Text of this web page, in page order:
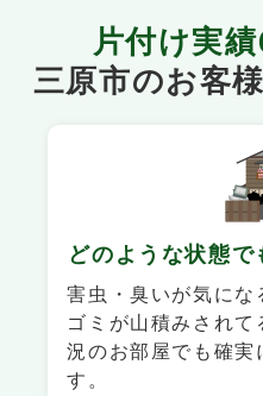
片付け実績
三原市のお客
どのような状態で
害虫・臭いが気にな
ゴミが山積みされて
況のお部屋でも確実
す。